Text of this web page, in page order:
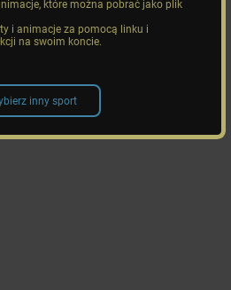
które można pobrać jako plik
i animacje za pomocą linku i
na swoim koncie.
inny sport